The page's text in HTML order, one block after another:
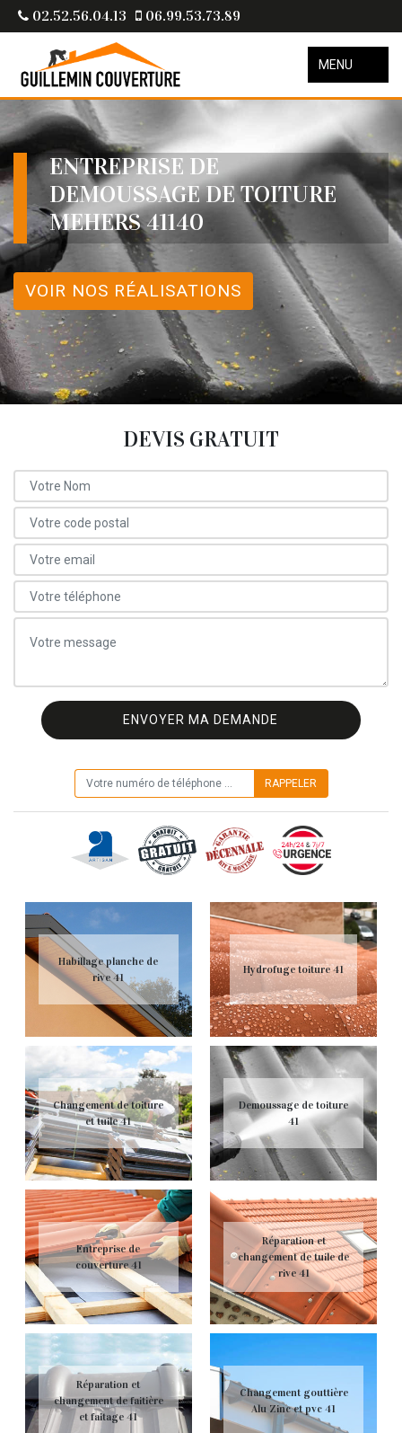
02.52.56.04.13 06.99.53.73.89
MENU
ENTREPRISE DE
DEMOUSSAGE DE TOITURE
MEHERS 41140
VOIR NOS RÉALISATIONS
DEVIS GRATUIT
Habillage planche de
rive 41
Hydrofuge toiture 41
Changement de toiture
et tuile 41
Demoussage de toiture
41
Entreprise de
couverture 41
Réparation et
changement de tuile de
rive 41
Réparation et
changement de faitière
et faitage 41
Changement gouttière
Alu Zinc et pvc 41